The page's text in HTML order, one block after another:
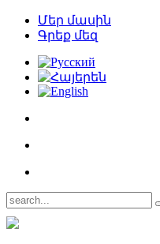
Մեր մասին
Գրեք մեզ